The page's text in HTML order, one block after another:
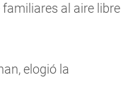
al aire libre
elogió la